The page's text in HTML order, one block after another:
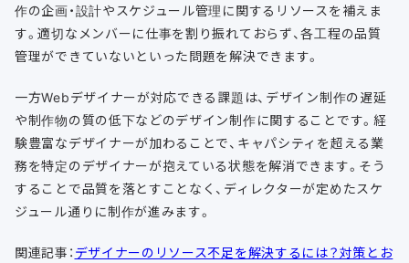
作の企画・設計やスケジュール管理に関するリソースを補えま
す。適切なメンバーに仕事を割り振れておらず、各工程の品質
管理ができていないといった問題を解決できます。
一方Webデザイナーが対応できる課題は、デザイン制作の遅延
や制作物の質の低下などのデザイン制作に関することです。経
験豊富なデザイナーが加わることで、キャパシティを超える業
務を特定のデザイナーが抱えている状態を解消できます。そう
することで品質を落とすことなく、ディレクターが定めたスケ
ジュール通りに制作が進みます。
関連記事： デザイナーのリソース不足を解決するには？対策とお